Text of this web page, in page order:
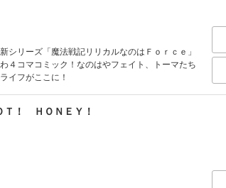
シリーズ「魔法戦記リリカルなのはＦｏｒｃｅ」
４コマコミック！なのはやフェイト、トーマたち
イフがここに！
Ｔ！ ＨＯＮＥＹ！